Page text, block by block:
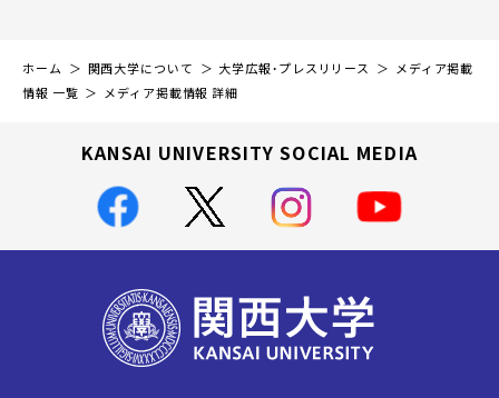
ホーム 関西大学について 大学広報・プレスリリース
メディア掲載
情報 一覧
メディア掲載情報 詳細
KANSAI UNIVERSITY SOCIAL MEDIA